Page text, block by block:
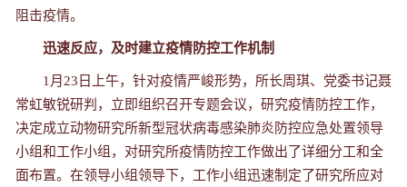
阻击疫情。
迅速反应，及时建立疫情防控工作机制
1月23日上午，针对疫情严峻形势，所长周琪、党委书记聂
常虹敏锐研判，立即组织召开专题会议，研究疫情防控工作，
决定成立动物研究所新型冠状病毒感染肺炎防控应急处置领导
小组和工作小组，对研究所疫情防控工作做出了详细分工和全
面布置。在领导小组领导下，工作小组迅速制定了研究所应对